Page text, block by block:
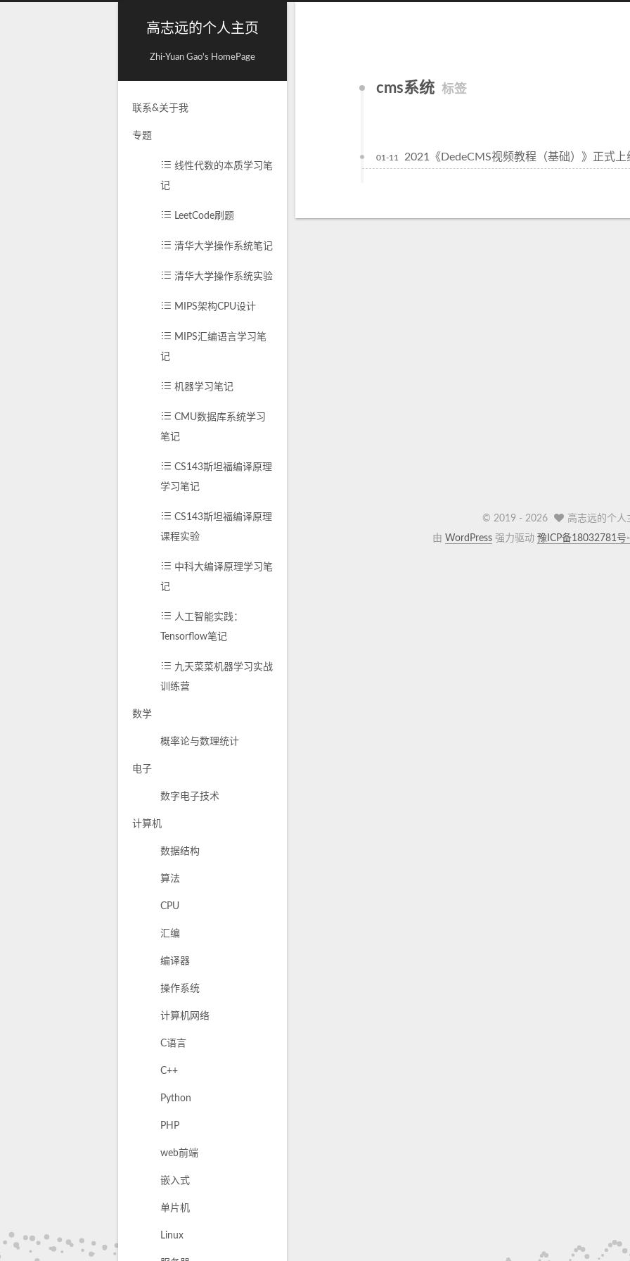
高志远的个人主页
Zhi-Yuan Gao's HomePage
联系&关于我
专题
线性代数的本质学习笔
记
LeetCode刷题
清华大学操作系统笔记
清华大学操作系统实验
MIPS架构CPU设计
MIPS汇编语言学习笔
记
机器学习笔记
CMU数据库系统学习
笔记
CS143斯坦福编译原理
学习笔记
CS143斯坦福编译原理
课程实验
中科大编译原理学习笔
记
人工智能实践：
Tensorflow笔记
九天菜菜机器学习实战
训练营
数学
概率论与数理统计
电子
数字电子技术
计算机
数据结构
算法
CPU
汇编
编译器
操作系统
计算机网络
C语言
C++
Python
PHP
web前端
嵌入式
单片机
Linux
cms系统 标签
2021《DedeCMS视频教程（基础）》正式
01-11
© 2019 - 2026
高志远的个人
由 WordPress 强力驱动 豫ICP备18032781号